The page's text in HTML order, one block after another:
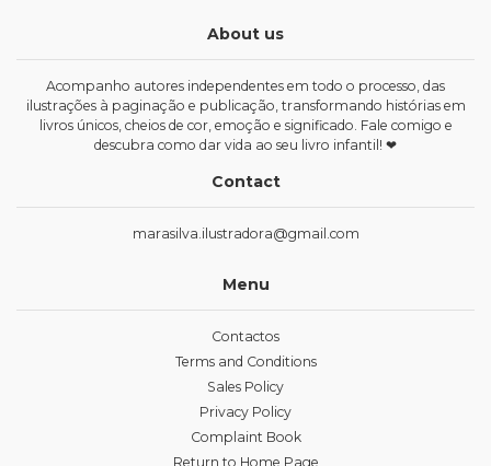
About us
Acompanho autores independentes em todo o processo, das
ilustrações à paginação e publicação, transformando histórias em
livros únicos, cheios de cor, emoção e significado. Fale comigo e
descubra como dar vida ao seu livro infantil! ❤
Contact
marasilva.ilustradora@gmail.com
Menu
Contactos
Terms and Conditions
Sales Policy
Privacy Policy
Complaint Book
Return to Home Page